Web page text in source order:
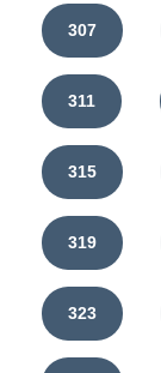
307
311
315
319
323